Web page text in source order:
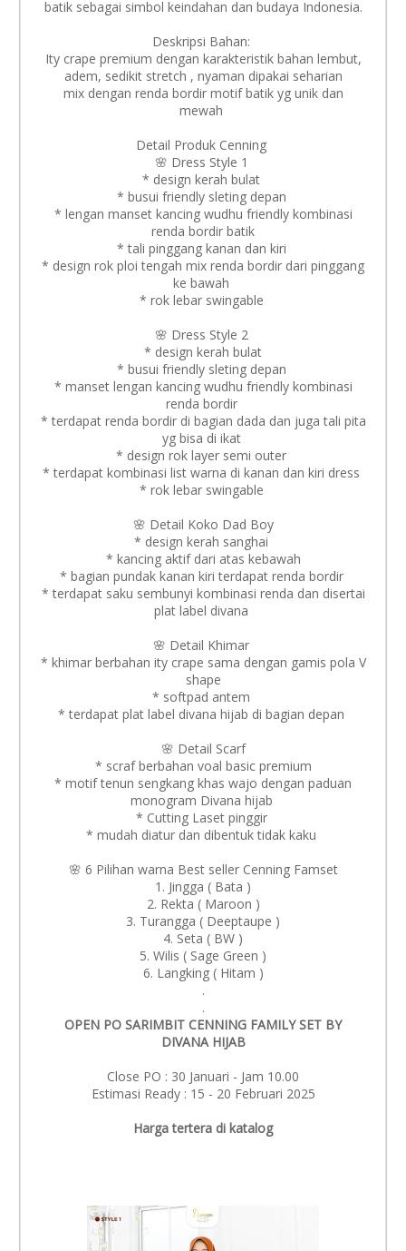
batik sebagai simbol keindahan dan budaya Indonesia.
Deskripsi Bahan:
Ity crape premium dengan karakteristik bahan lembut,
adem, sedikit stretch , nyaman dipakai seharian
mix dengan renda bordir motif batik yg unik dan
mewah
Detail Produk Cenning
🌸 Dress Style 1
* design kerah bulat
* busui friendly sleting depan
* lengan manset kancing wudhu friendly kombinasi
renda bordir batik
* tali pinggang kanan dan kiri
* design rok ploi tengah mix renda bordir dari pinggang
ke bawah
* rok lebar swingable
🌸 Dress Style 2
* design kerah bulat
* busui friendly sleting depan
* manset lengan kancing wudhu friendly kombinasi
renda bordir
* terdapat renda bordir di bagian dada dan juga tali pita
yg bisa di ikat
* design rok layer semi outer
* terdapat kombinasi list warna di kanan dan kiri dress
* rok lebar swingable
🌸 Detail Koko Dad Boy
* design kerah sanghai
* kancing aktif dari atas kebawah
* bagian pundak kanan kiri terdapat renda bordir
* terdapat saku sembunyi kombinasi renda dan disertai
plat label divana
🌸 Detail Khimar
* khimar berbahan ity crape sama dengan gamis pola V
shape
* softpad antem
* terdapat plat label divana hijab di bagian depan
🌸 Detail Scarf
* scraf berbahan voal basic premium
* motif tenun sengkang khas wajo dengan paduan
monogram Divana hijab
* Cutting Laset pinggir
* mudah diatur dan dibentuk tidak kaku
🌸 6 Pilihan warna Best seller Cenning Famset
1. Jingga ( Bata )
2. ⁠Rekta ( Maroon )
3. ⁠Turangga ( Deeptaupe )
4. ⁠Seta ( BW )
5. ⁠Wilis ( Sage Green )
6. ⁠Langking ( Hitam )
.
.
OPEN PO SARIMBIT CENNING FAMILY SET BY
DIVANA HIJAB
Close PO : 30 Januari - Jam 10.00
Estimasi Ready : 15 - 20 Februari 2025
Harga tertera di katalog